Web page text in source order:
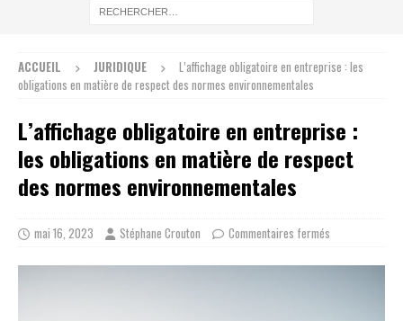
ACCUEIL JURIDIQUE
L’affichage obligatoire en entreprise : les
obligations en matière de respect des normes environnementales
L’affichage obligatoire en entreprise :
les obligations en matière de respect
des normes environnementales
mai 16, 2023 Stéphane Crouton Commentaires fermés